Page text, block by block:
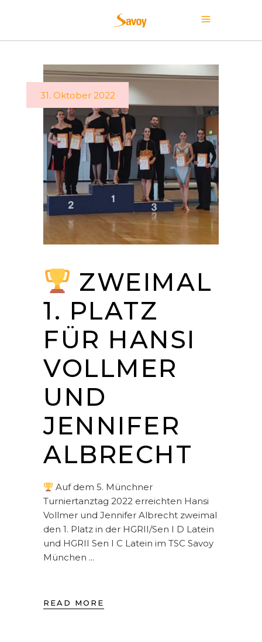
31. Oktober 2022
ZWEIMAL
1. PLATZ
FÜR HANSI
VOLLMER
UND
JENNIFER
ALBRECHT
Auf dem 5. Münchner
Turniertanztag 2022 erreichten Hansi
Vollmer und Jennifer Albrecht zweimal
den 1. Platz in der HGRII/Sen I D Latein
und HGRII Sen I C Latein im TSC Savoy
München
READ MORE